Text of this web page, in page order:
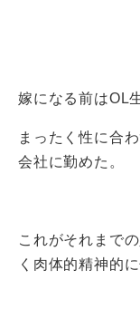
嫁になる前はOL
まったく性に合
会社に勤めた。
これがそれまで
く肉体的精神的